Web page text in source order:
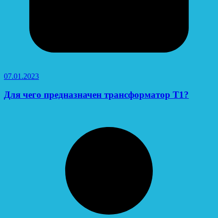
07.01.2023
Для чего предназначен трансформатор Т1?